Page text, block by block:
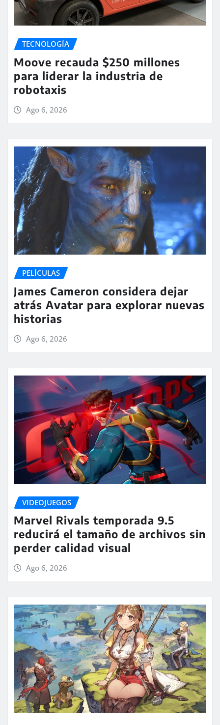
TECNOLOGÍA
Moove recauda $250 millones
para liderar la industria de
robotaxis
Ago 6, 2026
PELÍCULAS
James Cameron considera dejar
atrás Avatar para explorar nuevas
historias
Ago 6, 2026
VIDEOJUEGOS
Marvel Rivals temporada 9.5
reducirá el tamaño de archivos sin
perder calidad visual
Ago 6, 2026